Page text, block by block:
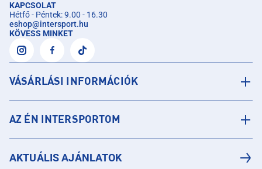
KAPCSOLAT
Hétfő - Péntek: 9.00 - 16.30
eshop@intersport.hu
KÖVESS MINKET
VÁSÁRLÁSI INFORMÁCIÓK
AZ ÉN INTERSPORTOM
AKTUÁLIS AJÁNLATOK